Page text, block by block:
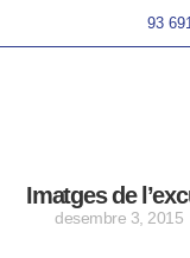
93
Imatges de
desembre 3, 2015